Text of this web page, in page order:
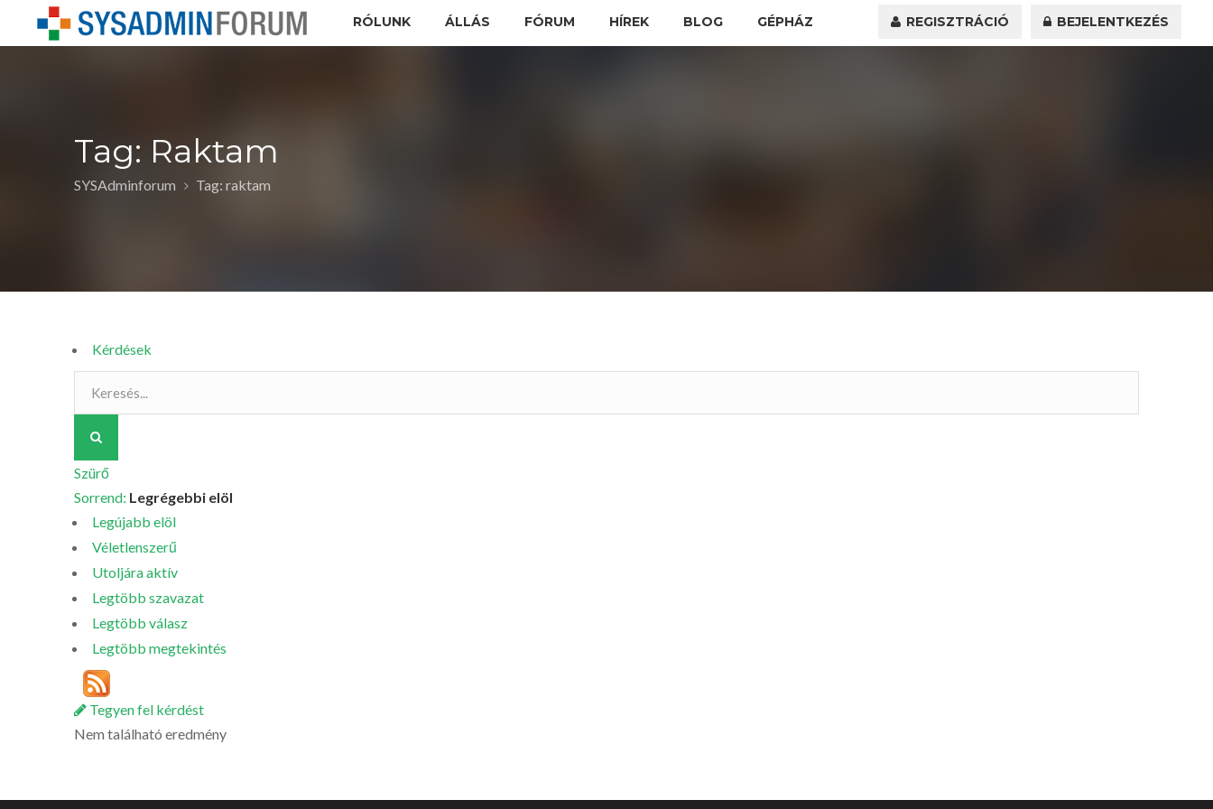
RÓLUNK ÁLLÁS FÓRUM HÍREK BLOG GÉPHÁZ REGISZTRÁCIÓ BEJELENTKEZÉS
Tag: Raktam
SYSAdminforum Tag: raktam
Kérdések
Szürő
Sorrend: Legrégebbi elöl
Legújabb elöl
Véletlenszerű
Utoljára aktív
Legtöbb szavazat
Legtöbb válasz
Legtöbb megtekintés
Tegyen fel kérdést
Nem található eredmény